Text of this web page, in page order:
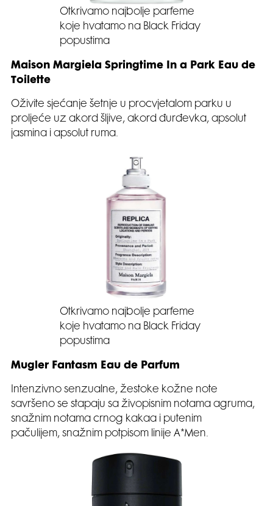
Otkrivamo najbolje parfeme
koje hvatamo na Black Friday
popustima
Maison Margiela Springtime In a Park Eau de
Toilette
Oživite sjećanje šetnje u procvjetalom parku u
proljeće uz akord šljive, akord đurđevka, apsolut
jasmina i apsolut ruma.
Otkrivamo najbolje parfeme
koje hvatamo na Black Friday
popustima
Mugler Fantasm Eau de Parfum
Intenzivno senzualne, žestoke kožne note
savršeno se stapaju sa živopisnim notama agruma,
snažnim notama crnog kakaa i putenim
pačulijem, snažnim potpisom linije A*Men.